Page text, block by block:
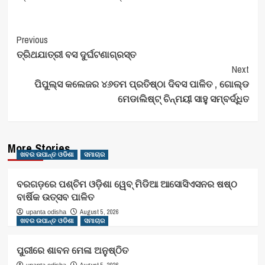
Post
Navigation
Previous
ତ୍ରିଥଯାତ୍ରୀ ବସ ଦୁର୍ଘଟଣାଗ୍ରସ୍ତ
Next
ପିପୁଲ୍ସ କଲେଜର ୪୬ତମ ପ୍ରତିଷ୍ଠା ଦିବସ ପାଳିତ , ଗୋଲ୍ଡ
ମେଡାଲିଷ୍ଟ୍ ଚିନ୍ମୟୀ ସାହୁ ସମ୍ବର୍ଦ୍ଧିତ
More Stories
ଖବର ଉପାନ୍ତ ଓଡିଶା ସମାଚାର
ବରଗଡ଼ରେ ପଶ୍ଚିମ ଓଡ଼ିଶା ୱେବ୍ ମିଡିଆ ଆସୋସିଏସନର ଷଷ୍ଠ
ବାର୍ଷିକ ଉତ୍ସବ ପାଳିତ
upanta odisha
August 5, 2026
ଖବର ଉପାନ୍ତ ଓଡିଶା
ସମାଚାର
ପୁରୀରେ ଶାବନ ମେଳା ଅନୁଷ୍ଠିତ